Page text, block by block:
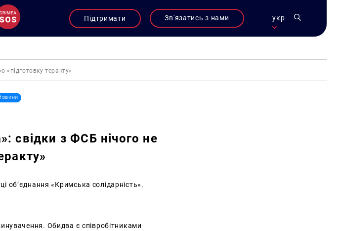
Підтримати Зв'язатись з нами укр
теракту»
свідки з ФСБ нічого не
об’єднання «Кримська солідарність».
Обидва є співробітниками